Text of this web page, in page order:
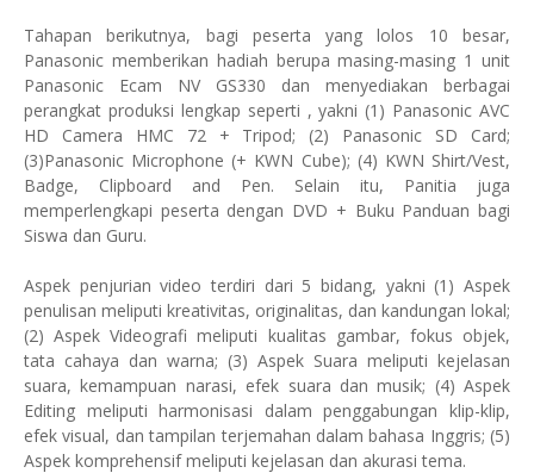
Tahapan berikutnya, bagi peserta yang lolos 10 besar,
Panasonic memberikan hadiah berupa masing-masing 1 unit
Panasonic Ecam NV GS330 dan menyediakan berbagai
perangkat produksi lengkap seperti , yakni (1) Panasonic AVC
HD Camera HMC 72 + Tripod; (2) Panasonic SD Card;
(3)Panasonic Microphone (+ KWN Cube); (4) KWN Shirt/Vest,
Badge, Clipboard and Pen. Selain itu, Panitia juga
memperlengkapi peserta dengan DVD + Buku Panduan bagi
Siswa dan Guru.
Aspek penjurian video terdiri dari 5 bidang, yakni (1) Aspek
penulisan meliputi kreativitas, originalitas, dan kandungan lokal;
(2) Aspek Videografi meliputi kualitas gambar, fokus objek,
tata cahaya dan warna; (3) Aspek Suara meliputi kejelasan
suara, kemampuan narasi, efek suara dan musik; (4) Aspek
Editing meliputi harmonisasi dalam penggabungan klip-klip,
efek visual, dan tampilan terjemahan dalam bahasa Inggris; (5)
Aspek komprehensif meliputi kejelasan dan akurasi tema.